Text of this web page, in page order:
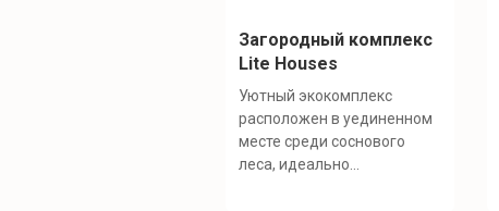
Загородный комплекс
Lite Houses
Уютный экокомплекс
расположен в уединенном
месте среди соснового
леса, идеально...